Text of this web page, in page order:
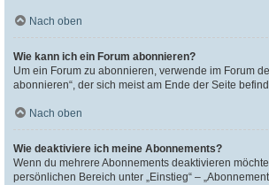
Nach oben
Wie kann ich ein Forum abonnieren?
Um ein Forum zu abonnieren, verwende im Forum
abonnieren“, der sich meist am Ende der Seite
Nach oben
Wie deaktiviere ich meine Abonnements?
Wenn du mehrere Abonnements deaktivieren
persönlichen Bereich unter „Einstieg“ –